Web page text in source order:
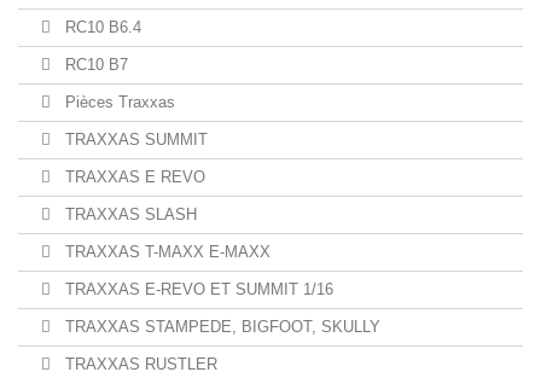
RC10 B6.4
RC10 B7
Pièces Traxxas
TRAXXAS SUMMIT
TRAXXAS E REVO
TRAXXAS SLASH
TRAXXAS T-MAXX E-MAXX
TRAXXAS E-REVO ET SUMMIT 1/16
TRAXXAS STAMPEDE, BIGFOOT, SKULLY
TRAXXAS RUSTLER